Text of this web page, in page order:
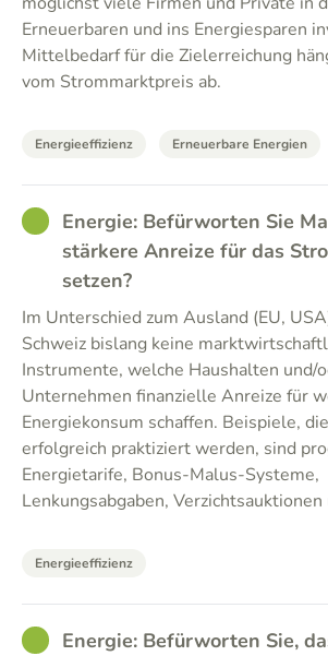
Erneuerbaren und ins Energiesparen
Mittelbedarf für die Zielerreichung
vom Strommarktpreis ab.
Energieeffizienz Erneuerbare Energien
GOODEnergie: Befürworten Sie
stärkere Anreize für das
setzen?
Im Unterschied zum Ausland (EU,
Schweiz bislang keine
Instrumente, welche Haushalten und/
Unternehmen finanzielle Anreize für
Energiekonsum schaffen. Beispiele,
erfolgreich praktiziert werden, sind
Energietarife, Bonus-Malus-Systeme,
Lenkungsabgaben, Verzichtsauktionen
Energieeffizienz
GOODEnergie: Befürworten Sie,